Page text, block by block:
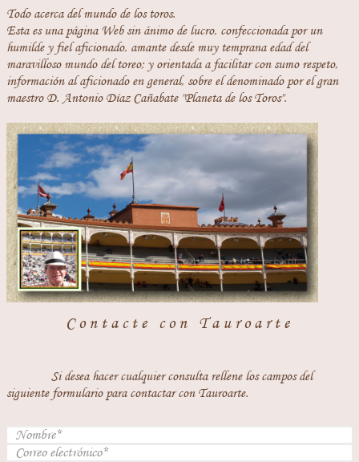
Todo acerca del mundo de los toros.
Esta es una página Web sin ánimo de lucro, confeccionada por un
humilde y fiel aficionado, amante desde muy temprana edad del
maravilloso mundo del toreo; y orientada a facilitar con sumo respeto,
información al aficionado en general, sobre el denominado por el gran
maestro D. Antonio Díaz Cañabate "Planeta de los Toros".
Contacte con Tauroarte
Si desea hacer cualquier consulta rellene los campos del
siguiente formulario para contactar con Tauroarte.